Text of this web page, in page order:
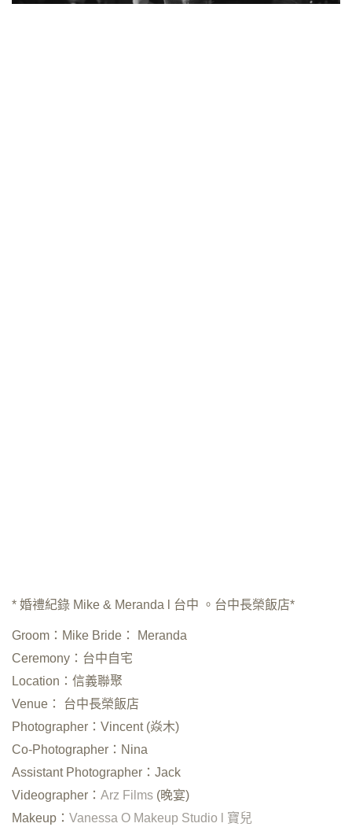
* 婚禮紀錄 Mike & Meranda l 台中 。台中長榮飯店*
Groom：Mike Bride： Meranda
Ceremony：台中自宅
Location：信義聯聚
Venue： 台中長榮飯店
Photographer：Vincent (焱木)
Co-Photographer：Nina
Assistant Photographer：Jack
Videographer： Arz Films (晚宴)
Makeup： Vanessa O Makeup Studio l 寶兒